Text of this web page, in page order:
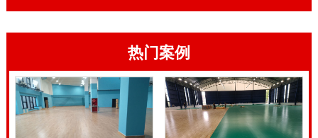
由于体育运动木地板技术专业需求较高，因此 生产工艺
流程也较家居装修木地板更加繁杂。体育运动木地板的
成本费用要比家居装修木地板高许多。这儿就有一个常
识问题，和强化木地板，实木复合地板，体育运动地板
这些对比，实木板材运动木地板的专业性特性更强，产
品成本更高一些，因此 销售市场选购价钱也更高一些。
热门案例